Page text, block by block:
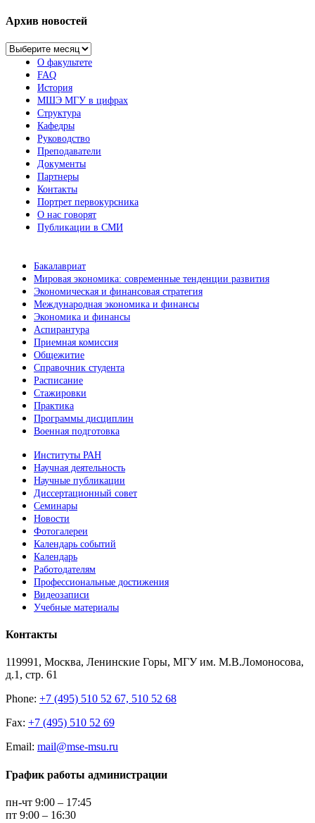
Архив новостей
Архив
новостейО факультете
FAQ
История
МШЭ МГУ в цифрах
Структура
Кафедры
Руководство
Преподаватели
Документы
Партнеры
Контакты
Портрет первокурсника
О нас говорят
Публикации в СМИ
Бакалавриат
Мировая экономика: современные тенденции развития
Экономическая и финансовая стратегия
Международная экономика и финансы
Экономика и финансы
Аспирантура
Приемная комиссия
Общежитие
Справочник студента
Расписание
Стажировки
Практика
Программы дисциплин
Военная подготовка
Институты РАН
Научная деятельность
Научные публикации
Диссертационный совет
Семинары
Новости
Фотогалереи
Календарь событий
Календарь
Работодателям
Профессиональные достижения
Видеозаписи
Учебные материалы
Контакты
119991, Москва, Ленинские Горы, МГУ им. М.В.Ломоносова,
д.1, стр. 61
Phone: +7 (495) 510 52 67, 510 52 68
Fax: +7 (495) 510 52 69
Email: mail@mse-msu.ru
График работы администрации
пн-чт 9:00 – 17:45
пт 9:00 – 16:30